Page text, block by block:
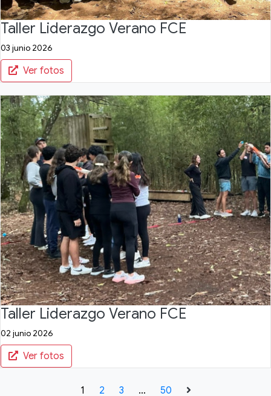
Taller Liderazgo Verano FCE
03 junio 2026
Ver fotos
Taller Liderazgo Verano FCE
02 junio 2026
Ver fotos
1 2 3 … 50